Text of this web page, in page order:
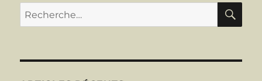
Recherche
pour :